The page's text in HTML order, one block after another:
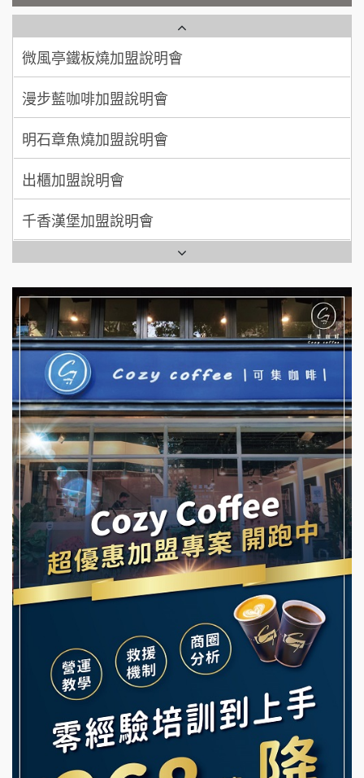
廖 先生/小姐 高雄市
加盟預算
【曉妍美妝】誠徵行政櫃檯
自助洗衣店誠徵代洗收送人員(台中市)
MUSHEN徵SPA美容芳療師
日十。早午食加盟說明會
拾鑶火鍋加盟說明會
全家加盟說明會
台灣G湯加盟說明會
彭富貴加盟說明會
NU PASTA義大利麵加盟說明會
潮鍋癮加盟說明會
蓁伙烤倆吃加盟說明會
霏等茶加盟說明會
早安山丘加盟說明會
冰封仙果加盟說明會
Ramble Café 漫步藍咖啡加盟說明會
微風亭鐵板燒加盟說明會
鮮茶道加盟說明會
【曉妍美妝】誠徵行政櫃檯
自助洗衣店誠徵代洗收送人員(台中市)
微風亭鐵板燒加盟說明會
漫步藍咖啡加盟說明會
明石章魚燒加盟說明會
出櫃加盟說明會
千香漢堡加盟說明會
七盞茶加盟說明會
拉亞漢堡加盟說明會
杜芳子古味茶鋪加盟說明會
優握握×酸奶大獅加盟說明會
冬城門加盟說明會
拾鑶火鍋加盟說明會
阿性情趣無人販售所加盟明會
龍涎居好湯加盟說明會
舒油頭加盟說明會
韓金量加盟說明會
Mr.Wish加盟說明會
白鬍泡泡 BOHO POPO加盟說明會
雞咕雞咕加盟說明會